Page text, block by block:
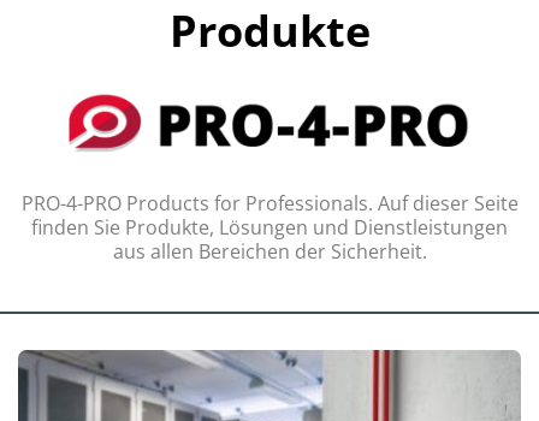
Produkte
PRO-4-PRO Products for Professionals. Auf dieser Seite
finden Sie Produkte, Lösungen und Dienstleistungen
aus allen Bereichen der Sicherheit.